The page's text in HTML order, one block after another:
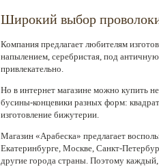
Широкий выбор
Компания предлагает любителям
напылением, серебристая, под
привлекательно.
Но в интернет магазине можно купить
бусины-концевики разных форм:
изготовление бижутерии.
Магазин «Арабеска» предлагает
Екатеринбурге, Москве, Санкт-
другие города страны. Поэтому каждый,